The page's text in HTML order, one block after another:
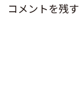
コメントを残す